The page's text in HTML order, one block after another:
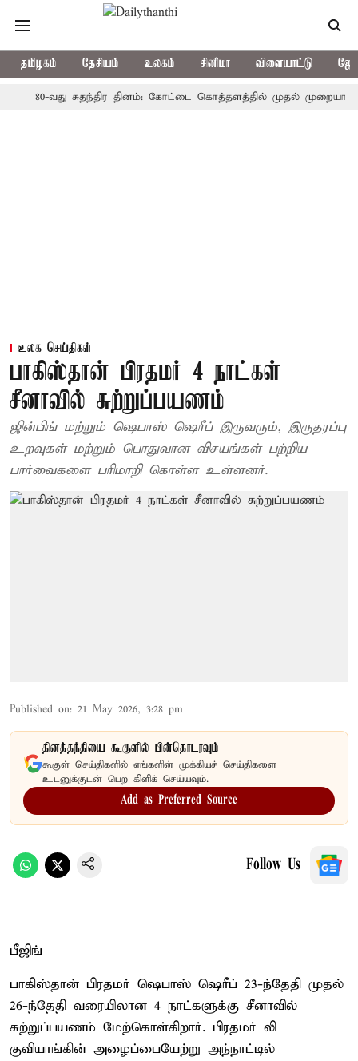
தமிழகம் தேசியம் உலகம் சினிமா விளையாட்டு
வது சுதந்திர தினம்: கோட்டை கொத்தளத்தில் முதல் முறையாக
உலக செய்திகள்
பாகிஸ்தான் பிரதமர் 4 நாட்கள்
சீனாவில் சுற்றுப்பயணம்
ஜின்பிங் மற்றும் ஷெபாஸ் ஷெரீப் இருவரும், இருதரப்பு
உறவுகள் மற்றும் பொதுவான விசயங்கள் பற்றிய
பார்வைகளை பரிமாறி கொள்ள உள்ளனர்.
Published on: 21 May 2026, 3:28 pm
தினத்தந்தியை கூகுளில் பின்தொடரவும்
கூகுள் செய்திகளில் எங்களின் முக்கியச் செய்திகளை
உடனுக்குடன் பெற கிளிக் செய்யவும்.
Add as Preferred Source
Follow Us
பீஜிங்
பாகிஸ்தான் பிரதமர் ஷெபாஸ் ஷெரீப் 23-ந்தேதி முதல்
26-ந்தேதி வரையிலான 4 நாட்களுக்கு சீனாவில்
சுற்றுப்பயணம் மேற்கொள்கிறார். பிரதமர் லி
குவியாங்கின் அழைப்பையேற்று அந்நாட்டில்